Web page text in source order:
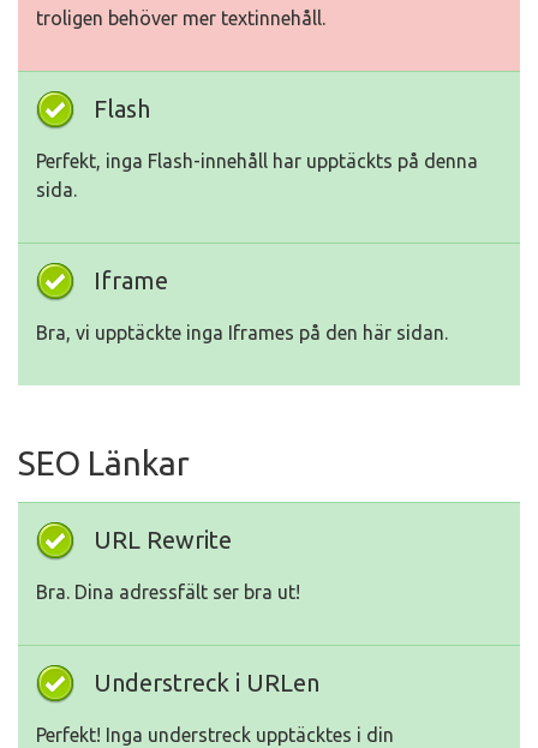
troligen behöver mer textinnehåll.
Flash
Perfekt, inga Flash-innehåll har upptäckts på denna
sida.
Iframe
Bra, vi upptäckte inga Iframes på den här sidan.
SEO Länkar
URL Rewrite
Bra. Dina adressfält ser bra ut!
Understreck i URLen
Perfekt! Inga understreck upptäcktes i din